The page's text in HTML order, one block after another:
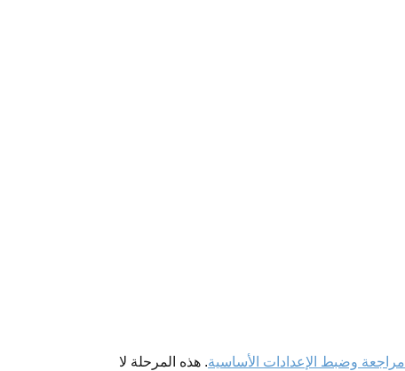
مراجعة وضبط الإعدادات الأساسية. هذه المرحلة لا